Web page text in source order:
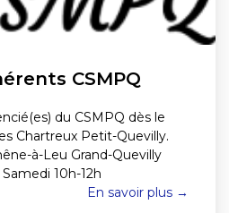
CSMPQ
du CSMPQ dès le
Chartreux Petit-Quevilly.
à-Leu Grand-Quevilly
10h-12h
En savoir plus →